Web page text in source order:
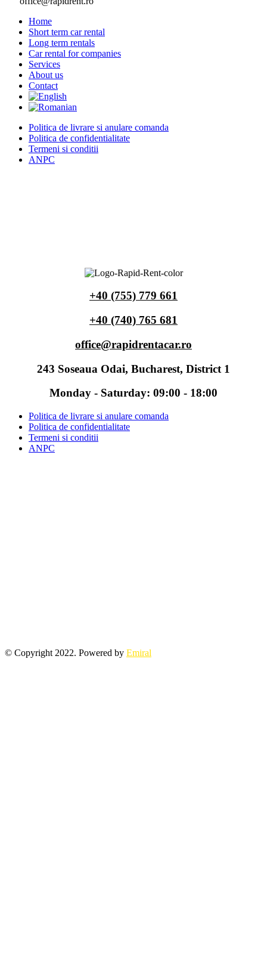
Home
Short term car rental
Long term rentals
Car rental for companies
Services
About us
Contact
Politica de livrare si anulare comanda
Politica de confidentialitate
Termeni si conditii
ANPC
+40 (755) 779 661
+40 (740) 765 681
office@rapidrentacar.ro
243 Soseaua Odai, Bucharest, District 1
Monday - Saturday: 09:00 - 18:00
Politica de livrare si anulare comanda
Politica de confidentialitate
Termeni si conditii
ANPC
© Copyright 2022. Powered by Emiral